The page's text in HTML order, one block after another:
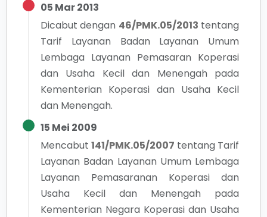
05 Mar 2013
Dicabut dengan 46/PMK.05/2013 tentang
Tarif Layanan Badan Layanan Umum
Lembaga Layanan Pemasaran Koperasi
dan Usaha Kecil dan Menengah pada
Kementerian Koperasi dan Usaha Kecil
dan Menengah.
15 Mei 2009
Mencabut 141/PMK.05/2007 tentang Tarif
Layanan Badan Layanan Umum Lembaga
Layanan Pemasaranan Koperasi dan
Usaha Kecil dan Menengah pada
Kementerian Negara Koperasi dan Usaha